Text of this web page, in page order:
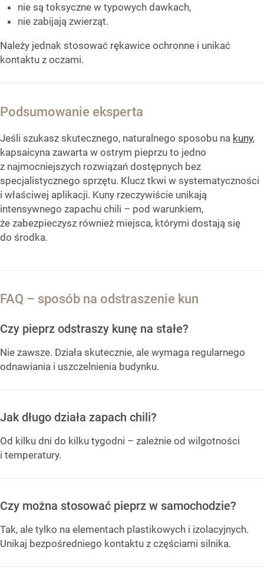
nie są toksyczne w typowych dawkach,
nie zabijają zwierząt.
Należy jednak stosować rękawice ochronne i unikać
kontaktu z oczami.
Podsumowanie eksperta
Jeśli szukasz skutecznego, naturalnego sposobu na kuny,
kapsaicyna zawarta w ostrym pieprzu to jedno
z najmocniejszych rozwiązań dostępnych bez
specjalistycznego sprzętu. Klucz tkwi w systematyczności
i właściwej aplikacji. Kuny rzeczywiście unikają
intensywnego zapachu chili – pod warunkiem,
że zabezpieczysz również miejsca, którymi dostają się
do środka.
FAQ – sposób na odstraszenie kun
Czy pieprz odstraszy kunę na stałe?
Nie zawsze. Działa skutecznie, ale wymaga regularnego
odnawiania i uszczelnienia budynku.
Jak długo działa zapach chili?
Od kilku dni do kilku tygodni – zależnie od wilgotności
i temperatury.
Czy można stosować pieprz w samochodzie?
Tak, ale tylko na elementach plastikowych i izolacyjnych.
Unikaj bezpośredniego kontaktu z częściami silnika.